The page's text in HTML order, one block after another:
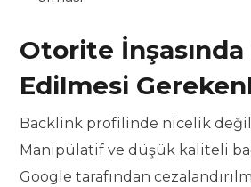
Otorite
Edilmesi
Backlink profilinde nicelik
Manipülatif ve düşük kaliteli
Google tarafından